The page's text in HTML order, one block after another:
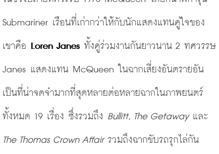
Submariner เรือนที่เก่ากว่าให้กับนักแสดงแทนคู่ใจของ
เขาคือ Loren Janes ทั้งคู่ร่วมงานกันยาวนาน 2 ทศวรรษ
Janes แสดงแทน McQueen ในฉากเสี่ยงอันตรายอัน
เป็นที่น่าจดจำมากที่สุดหลายต่อหลายฉากในภาพยนตร์
ทั้งหมด 19 เรื่อง ซึ่งรวมถึง Bullitt, The Getaway
The Thomas Crown Affair รวมถึงฉากขับรถรุกไล่กัน